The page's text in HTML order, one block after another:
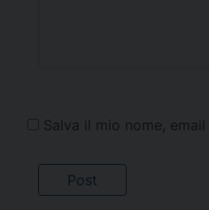
Salva il mio nome,